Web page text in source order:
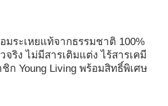
ระเหยแท้จากธรรมชาติ 100%
ริง ไม่มีสารเติมแต่ง ไร้สารเคมี
ก Young Living พร้อมสิทธิ์พิเศษ